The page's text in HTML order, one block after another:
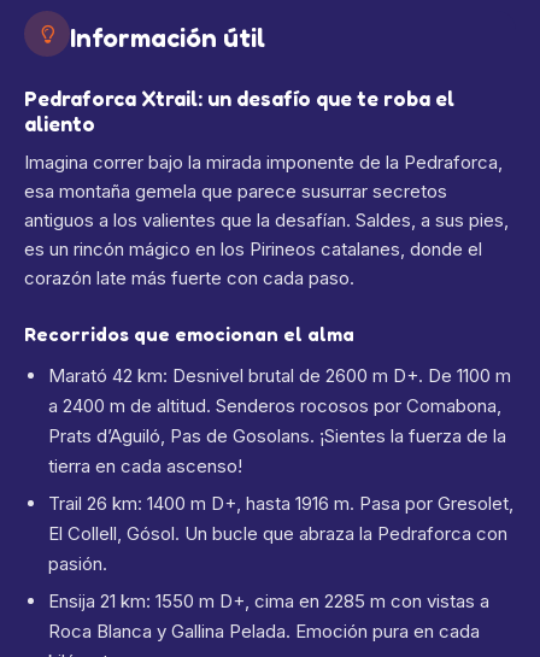
Información útil
Pedraforca Xtrail: un desafío que te roba el
aliento
Imagina correr bajo la mirada imponente de la Pedraforca,
esa montaña gemela que parece susurrar secretos
antiguos a los valientes que la desafían. Saldes, a sus pies,
es un rincón mágico en los Pirineos catalanes, donde el
corazón late más fuerte con cada paso.
Recorridos que emocionan el alma
Marató 42 km: Desnivel brutal de 2600 m D+. De 1100 m
a 2400 m de altitud. Senderos rocosos por Comabona,
Prats d’Aguiló, Pas de Gosolans. ¡Sientes la fuerza de la
tierra en cada ascenso!
Trail 26 km: 1400 m D+, hasta 1916 m. Pasa por Gresolet,
El Collell, Gósol. Un bucle que abraza la Pedraforca con
pasión.
Ensija 21 km: 1550 m D+, cima en 2285 m con vistas a
Roca Blanca y Gallina Pelada. Emoción pura en cada